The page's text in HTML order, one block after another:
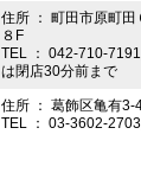
住所 ： 町田市原町
８F
TEL ： 042-710-
は閉店30分前まで
住所 ： 葛飾区亀有3-
TEL ： 03-3602-